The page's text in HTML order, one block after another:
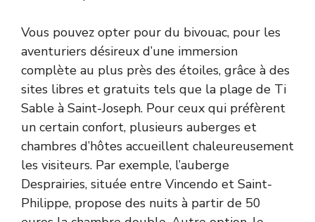
Vous pouvez opter pour du bivouac, pour les
aventuriers désireux d’une immersion
complète au plus près des étoiles, grâce à des
sites libres et gratuits tels que la plage de Ti
Sable à Saint-Joseph. Pour ceux qui préfèrent
un certain confort, plusieurs auberges et
chambres d’hôtes accueillent chaleureusement
les visiteurs. Par exemple, l’auberge
Desprairies, située entre Vincendo et Saint-
Philippe, propose des nuits à partir de 50